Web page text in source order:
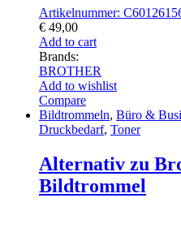
Artikelnummer:
€ 49,00
Add to cart
Brands:
BROTHER
Add to wishlist
Compare
Bildtrommeln, Büro &
Druckbedarf, Toner
Alternativ zu
Bildtrommel